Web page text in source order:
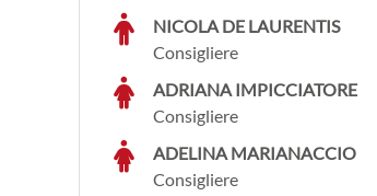
NICOLA DE LAURENTIS
Consigliere
ADRIANA IMPICCIATORE
Consigliere
ADELINA MARIANACCIO
Consigliere